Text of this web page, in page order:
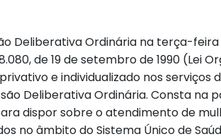
Deliberativa Ordinária na terça-
de 19 de setembro de 1990
e individualizado nos serviços
Deliberativa Ordinária. Consta na
dispor sobre o atendimento de
no âmbito do Sistema Único de